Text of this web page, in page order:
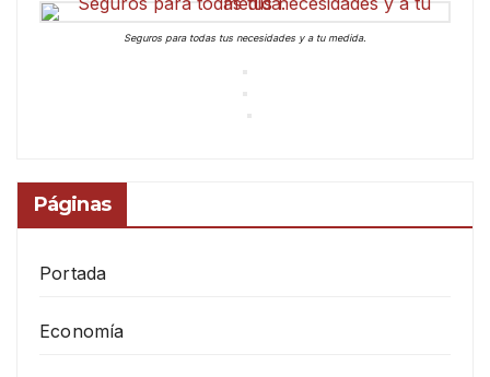
Seguros para todas tus necesidades y a tu medida.
Páginas
Portada
Economía